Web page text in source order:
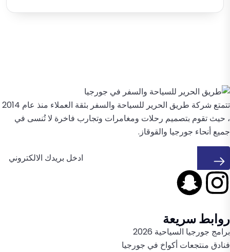
تتمتع شركة طريق الحرير للسياحة والسفر بثقة العملاء منذ عام 2014
، حيث تقوم بتصميم رحلات ومغامرات وتجارب فاخرة لا تُنسى في
جميع أنحاء جورجيا والقوقاز.
روابط سريعة
برامج جورجيا السياحية 2026
فنادق منتجعات أكواخ في جورجيا